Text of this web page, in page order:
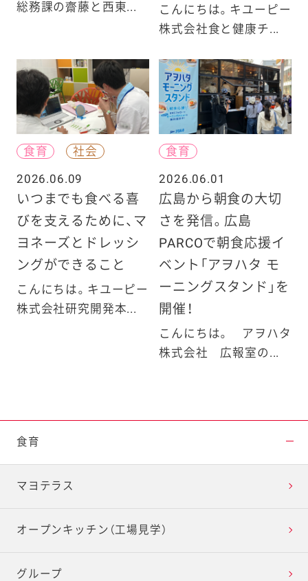
総務課の齋藤と西東...
こんにちは。キユーピー
株式会社食と健康チ...
食育
社会
2026.06.09
いつまでも食べる喜
びを支えるために、マ
ヨネーズとドレッシ
ングができること
こんにちは。キユーピー
株式会社研究開発本...
食育
2026.06.01
広島から朝食の大切
さを発信。広島
PARCOで朝食応援イ
ベント「アヲハタ モ
ーニングスタンド」を
開催！
こんにちは。 アヲハタ
株式会社 広報室の...
食育
マヨテラス
オープンキッチン（工場見学）
グループ